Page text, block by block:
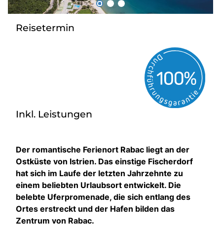
Radio!
Deutschland
Reisetermin
Inkl. Leistungen
Der romantische Ferienort Rabac liegt an der
Ostküste von Istrien. Das einstige Fischerdorf
hat sich im Laufe der letzten Jahrzehnte zu
einem beliebten Urlaubsort entwickelt. Die
belebte Uferpromenade, die sich entlang des
Ortes erstreckt und der Hafen bilden das
Zentrum von Rabac.